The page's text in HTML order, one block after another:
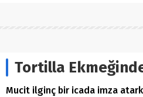
Tortilla
Mucit ilginç bir icada imza